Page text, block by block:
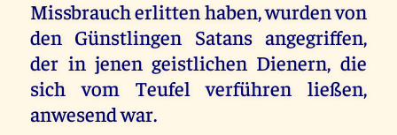
Missbrauch erlitten haben, wurden von
den Günstlingen Satans angegriffen,
der in jenen geistlichen Dienern, die
sich vom Teufel verführen ließen,
anwesend war.